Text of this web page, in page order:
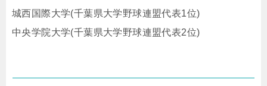
城西国際大学(千葉県大学野球連盟代表1位)
中央学院大学(千葉県大学野球連盟代表2位)